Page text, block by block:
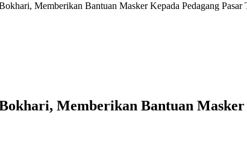
Memberikan Bantuan Masker Kepada Pedagang Pasar
Memberikan Bantuan Masker